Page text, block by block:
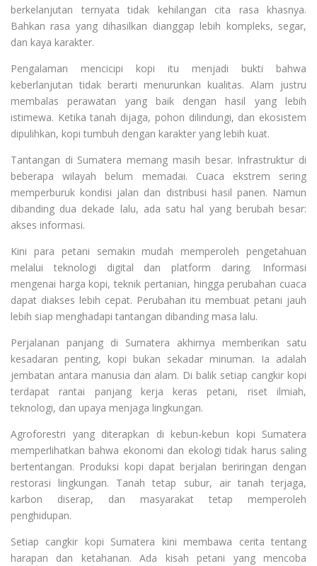
berkelanjutan ternyata tidak kehilangan cita rasa khasnya.
Bahkan rasa yang dihasilkan dianggap lebih kompleks, segar,
dan kaya karakter.
Pengalaman mencicipi kopi itu menjadi bukti bahwa
keberlanjutan tidak berarti menurunkan kualitas. Alam justru
membalas perawatan yang baik dengan hasil yang lebih
istimewa. Ketika tanah dijaga, pohon dilindungi, dan ekosistem
dipulihkan, kopi tumbuh dengan karakter yang lebih kuat.
Tantangan di Sumatera memang masih besar. Infrastruktur di
beberapa wilayah belum memadai. Cuaca ekstrem sering
memperburuk kondisi jalan dan distribusi hasil panen. Namun
dibanding dua dekade lalu, ada satu hal yang berubah besar:
akses informasi.
Kini para petani semakin mudah memperoleh pengetahuan
melalui teknologi digital dan platform daring. Informasi
mengenai harga kopi, teknik pertanian, hingga perubahan cuaca
dapat diakses lebih cepat. Perubahan itu membuat petani jauh
lebih siap menghadapi tantangan dibanding masa lalu.
Perjalanan panjang di Sumatera akhirnya memberikan satu
kesadaran penting, kopi bukan sekadar minuman. Ia adalah
jembatan antara manusia dan alam. Di balik setiap cangkir kopi
terdapat rantai panjang kerja keras petani, riset ilmiah,
teknologi, dan upaya menjaga lingkungan.
Agroforestri yang diterapkan di kebun-kebun kopi Sumatera
memperlihatkan bahwa ekonomi dan ekologi tidak harus saling
bertentangan. Produksi kopi dapat berjalan beriringan dengan
restorasi lingkungan. Tanah tetap subur, air tanah terjaga,
karbon diserap, dan masyarakat tetap memperoleh
penghidupan.
Setiap cangkir kopi Sumatera kini membawa cerita tentang
harapan dan ketahanan. Ada kisah petani yang mencoba